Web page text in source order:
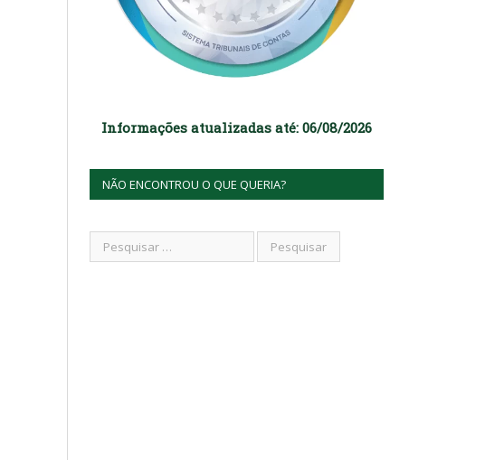
Informações atualizadas até: 06/08/2026
NÃO ENCONTROU O QUE QUERIA?